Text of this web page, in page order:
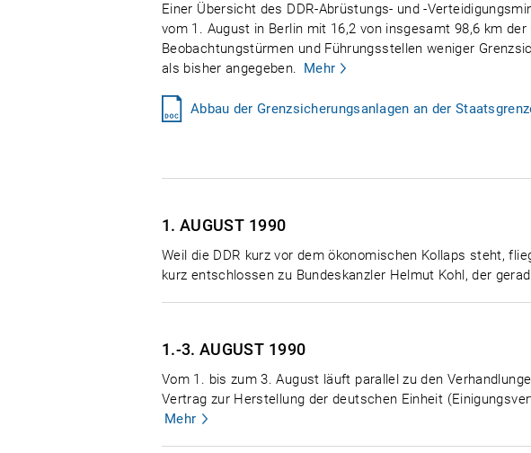
Einer Übersicht des DDR-Abrüstungs- und -
vom 1. August in Berlin mit 16,2 von insgesamt 98,6 km der
Beobachtungstürmen und Führungsstellen weniger
als bisher angegeben. Mehr
Abbau der Grenzsicherungsanlagen an der
1. AUGUST 1990
Weil die DDR kurz vor dem ökonomischen Kollaps steht,
kurz entschlossen zu Bundeskanzler Helmut Kohl, der
1.-3. AUGUST 1990
Vom 1. bis zum 3. August läuft parallel zu den
Vertrag zur Herstellung der deutschen Einheit
Mehr